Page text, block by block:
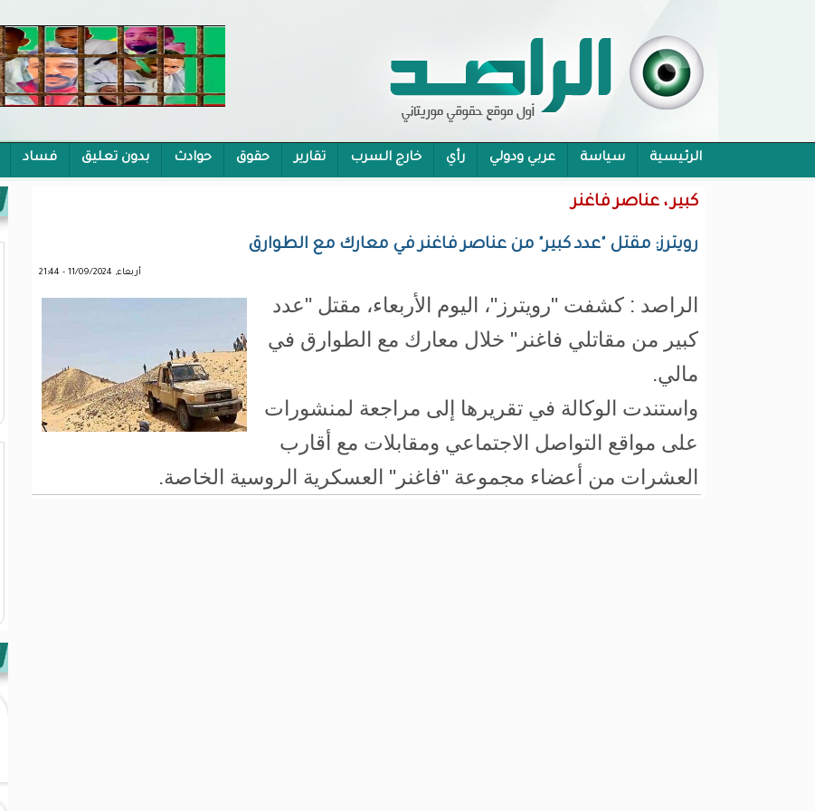
الرئيسية سياسة عربي ودولي رأي خارج السرب تقارير حقوق حوادث بدون تعليق فساد
محام:قانون حماية الرموز تفوح منه رائحة الاحكام الشمولية
كبير ، عناصر فاغنر
رويترز: مقتل "عدد كبير" من عناصر فاغنر في معارك مع الطوارق
أربعاء, 11/09/2024 - 21:44
الراصد : كشفت "رويترز"، اليوم الأربعاء، مقتل "عدد
كبير من مقاتلي فاغنر" خلال معارك مع الطوارق في
مالي.
واستندت الوكالة في تقريرها إلى مراجعة لمنشورات
على مواقع التواصل الاجتماعي ومقابلات مع أقارب
العشرات من أعضاء مجموعة "فاغنر" العسكرية الروسية الخاصة.